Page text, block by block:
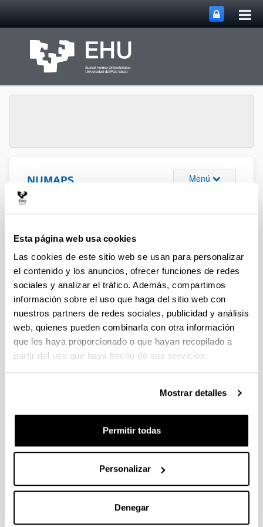
Esta página web usa cookies
Las cookies de este sitio web se usan para personalizar
el contenido y los anuncios, ofrecer funciones de redes
sociales y analizar el tráfico. Además, compartimos
información sobre el uso que haga del sitio web con
nuestros partners de redes sociales, publicidad y análisis
web, quienes pueden combinarla con otra información
que les haya proporcionado o que hayan recopilado a
partir del uso que haya hecho de sus servicios.
Mostrar detalles
Permitir todas
Personalizar
Denegar
NUMAPS Menú Abrir/cerrar
Soil water content modulates the
effect of the nitrification inhibitor
3,4-dimethylpyrazole phosphate
(DMPP) on nitrifying and
denitrifying bacteria
Autoría:
Barrena I, Menéndez S, Correa D, Vega-Mas I,
2017
Geoderma
Página de inicio - Página de fin:
DOI: